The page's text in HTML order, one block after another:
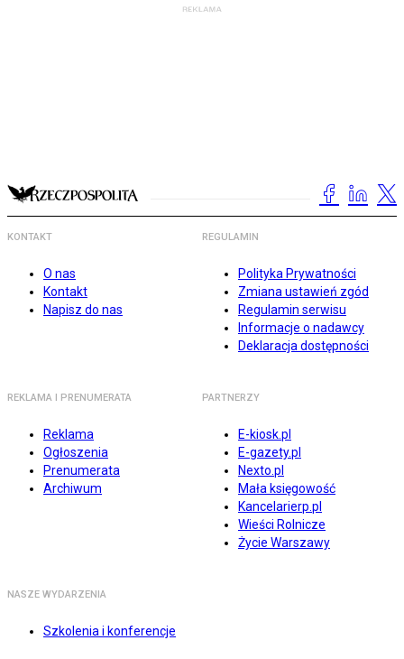
KONTAKT
O nas
Kontakt
Napisz do nas
REGULAMIN
Polityka Prywatności
Zmiana ustawień zgód
Regulamin serwisu
Informacje o nadawcy
Deklaracja dostępności
REKLAMA I PRENUMERATA
Reklama
Ogłoszenia
Prenumerata
Archiwum
PARTNERZY
E-kiosk.pl
E-gazety.pl
Nexto.pl
Mała księgowość
Kancelarierp.pl
Wieści Rolnicze
Życie Warszawy
NASZE WYDARZENIA
Szkolenia i konferencje